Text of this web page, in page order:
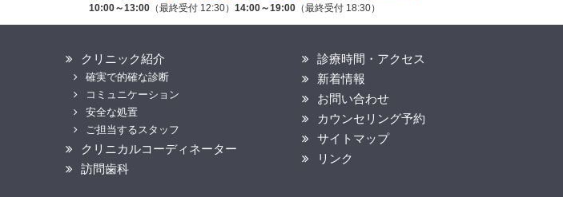
10:00～13:00 （最終受付 12:30） 14:00～19:00 （最終受付 18:30）
クリニック紹介
確実で的確な診断
コミュニケーション
安全な処置
ご担当するスタッフ
クリニカルコーディネーター
訪問歯科
診療時間・アクセス
新着情報
お問い合わせ
カウンセリング予約
サイトマップ
リンク